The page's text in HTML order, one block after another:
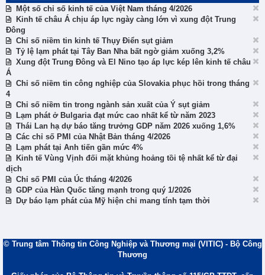
Một số chỉ số kinh tế của Việt Nam tháng 4/2026
Kinh tế châu Á chịu áp lực ngày càng lớn vì xung đột Trung
Đông
Chỉ số niềm tin kinh tế Thụy Điển sụt giảm
Tỷ lệ lạm phát tại Tây Ban Nha bất ngờ giảm xuống 3,2%
Xung đột Trung Đông và El Nino tạo áp lực kép lên kinh tế châu
Á
Chỉ số niềm tin công nghiệp của Slovakia phục hồi trong tháng
4
Chỉ số niềm tin trong ngành sản xuất của Ý sụt giảm
Lạm phát ở Bulgaria đạt mức cao nhất kể từ năm 2023
Thái Lan hạ dự báo tăng trưởng GDP năm 2026 xuống 1,6%
Các chỉ số PMI của Nhật Bản tháng 4/2026
Lạm phát tại Anh tiến gần mức 4%
Kinh tế Vùng Vịnh đối mặt khủng hoảng tồi tệ nhất kể từ đại
dịch
Chỉ số PMI của Úc tháng 4/2026
GDP của Hàn Quốc tăng mạnh trong quý 1/2026
Dự báo lạm phát của Mỹ hiện chỉ mang tính tạm thời
© Trung tâm Thông tin Công Nghiệp và Thương mại (VITIC) - Bộ Công
Thương